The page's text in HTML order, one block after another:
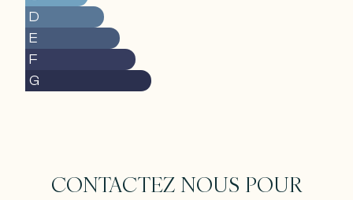
D
E
F
G
CONTACTEZ NOUS POUR